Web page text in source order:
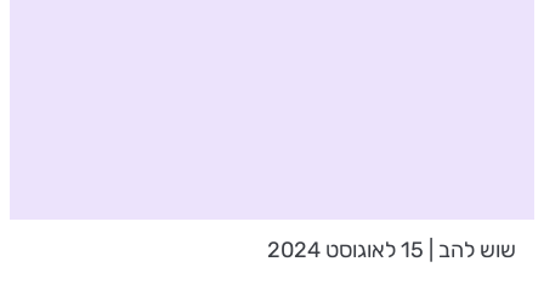
שוש להב | 15 לאוגוסט 2024